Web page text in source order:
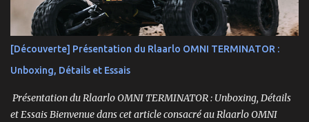
[Découverte] Présentation du Rlaarlo OMNI TERMINATOR :
Unboxing, Détails et Essais
Présentation du Rlaarlo OMNI TERMINATOR : Unboxing, Détails
et Essais Bienvenue dans cet article consacré au Rlaarlo OMNI